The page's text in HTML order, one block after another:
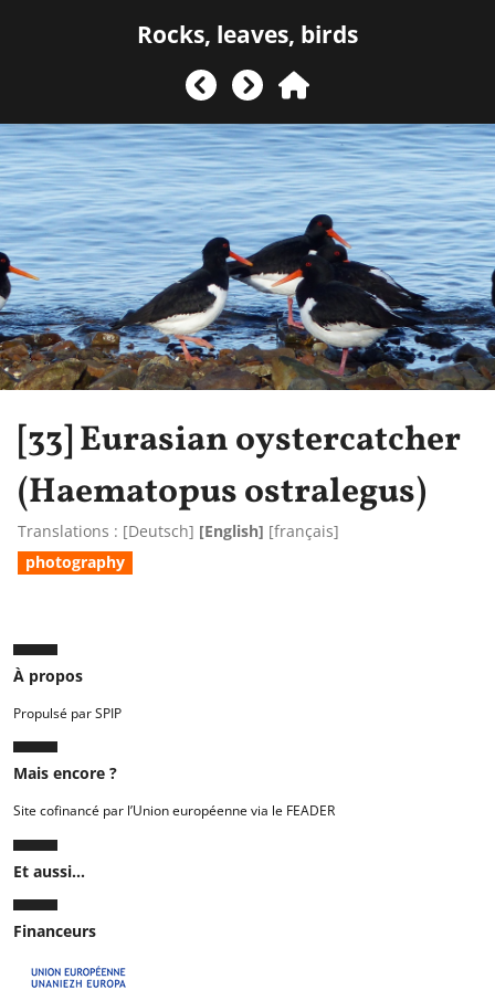
Rocks, leaves, birds
[33] Eurasian oystercatcher
(Haematopus ostralegus)
Translations : [Deutsch] [English] [français]
photography
À propos
Propulsé par SPIP
Mais encore ?
Site cofinancé par l’Union européenne via le FEADER
Et aussi...
Financeurs